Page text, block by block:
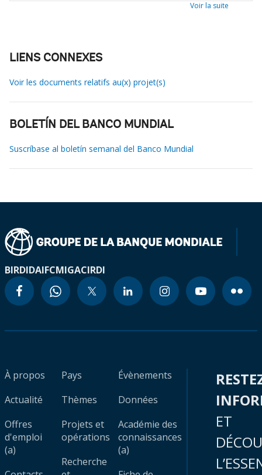
Voir la suite
LIENS CONNEXES
Voir les documents relatifs au(x) projet(s)
BOLETÍN DEL BANCO MUNDIAL
Suscríbase al boletín semanal del Banco Mundial
BIRDIDAIFCMIGACIRDI
À propos
Actualité
Offres
d'emploi
(a)
Pays
Thèmes
Projets et
opérations
Recherche
Évènements
Données
Académie des
connaissances
(a)
ET